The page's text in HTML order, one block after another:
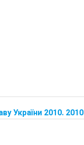
України 2010. 2010